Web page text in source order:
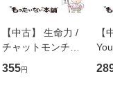
【中古】 生命力 /
チャットモンチー /
キューンレコード
[CD]【メール便送
355円
【
のが